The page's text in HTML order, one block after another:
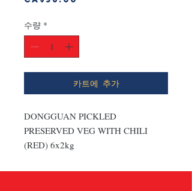
수량 *
카트에 추가
DONGGUAN PICKLED
PRESERVED VEG WITH CHILI
(RED) 6x2kg